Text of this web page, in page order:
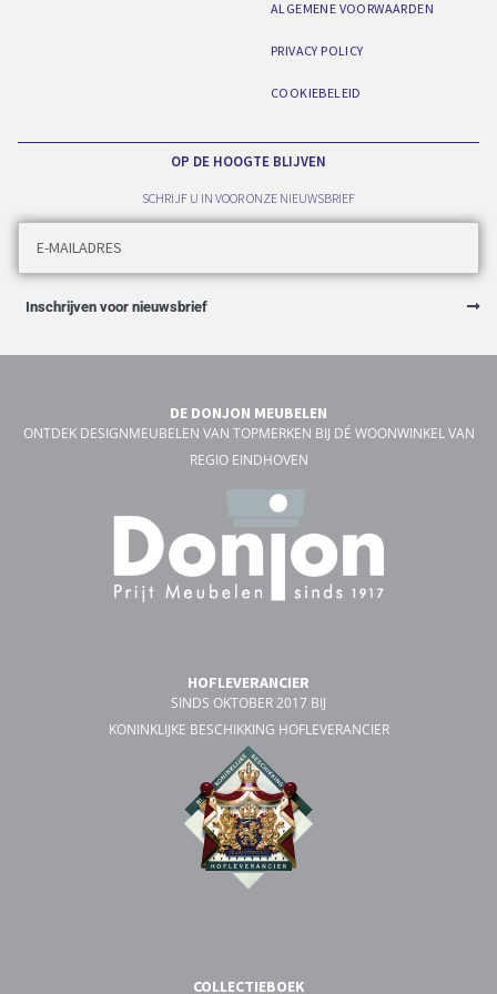
ALGEMENE VOORWAARDEN
PRIVACY POLICY
COOKIEBELEID
OP DE HOOGTE BLIJVEN
SCHRIJF U IN VOOR ONZE NIEUWSBRIEF
Inschrijven voor nieuwsbrief
DE DONJON MEUBELEN
ONTDEK DESIGNMEUBELEN VAN TOPMERKEN BIJ DÉ WOONWINKEL VAN
REGIO EINDHOVEN
HOFLEVERANCIER
SINDS OKTOBER 2017 BIJ
KONINKLIJKE BESCHIKKING HOFLEVERANCIER
COLLECTIEBOEK